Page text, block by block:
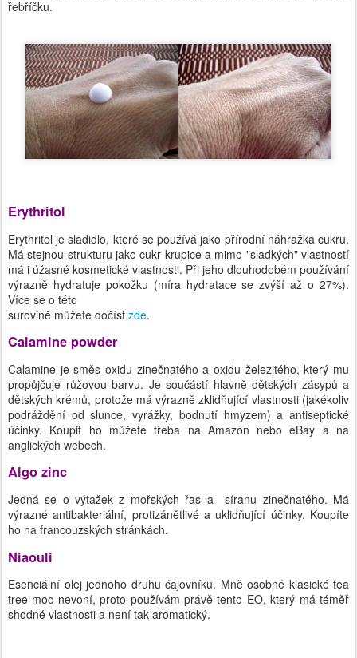
řebříčku.
Erythritol
Erythritol je sladidlo, které se používá jako přírodní náhražka cukru.
Má stejnou strukturu jako cukr krupice a mimo "sladkých" vlastností
má i úžasné kosmetické vlastnosti. Při jeho dlouhodobém používání
výrazně hydratuje pokožku (míra hydratace se zvýší až o 27%).
Více se o této
surovině můžete dočíst zde.
Calamine powder
Calamine je směs oxidu zinečnatého a oxidu železitého, který mu
propůjčuje růžovou barvu. Je součástí hlavně dětských zásypů a
dětských krémů, protože má výrazně zklidňující vlastnosti (jakékoliv
podráždění od slunce, vyrážky, bodnutí hmyzem) a antiseptické
účinky. Koupit ho můžete třeba na Amazon nebo eBay a na
anglických webech.
Algo zinc
Jedná se o výtažek z mořských řas a síranu zinečnatého. Má
výrazné antibakteriální, protizánětlivé a uklidňující účinky. Koupíte
ho na francouzských stránkách.
Niaouli
Esenciální olej jednoho druhu čajovníku. Mně osobně klasické tea
tree moc nevoní, proto používám právě tento EO, který má téměř
shodné vlastnosti a není tak aromatický.